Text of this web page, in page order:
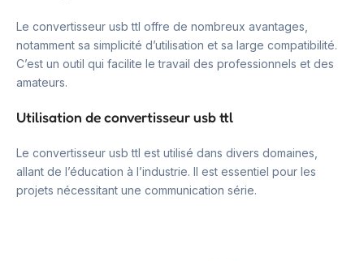
Le convertisseur usb ttl offre de nombreux avantages,
notamment sa simplicité d’utilisation et sa large compatibilité.
C’est un outil qui facilite le travail des professionnels et des
amateurs.
Utilisation de convertisseur usb ttl
Le convertisseur usb ttl est utilisé dans divers domaines,
allant de l’éducation à l’industrie. Il est essentiel pour les
projets nécessitant une communication série.